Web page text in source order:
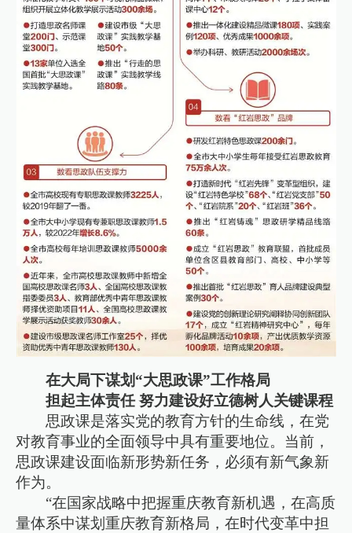
在大局下谋划“大思政课”工作格局
担起主体责任 努力建设好立德树人关键课程
思政课是落实党的教育方针的生命线，在党
对教育事业的全面领导中具有重要地位。当前，
思政课建设面临新形势新任务，必须有新气象新
作为。
“在国家战略中把握重庆教育新机遇，在高质
量体系中谋划重庆教育新格局，在时代变革中担